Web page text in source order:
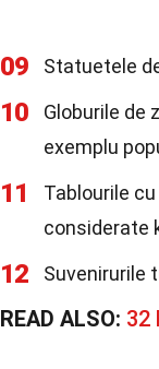
09 Statuetele
10
Globurile de
exemplu
11
Tablourile
considerate
12 Suvenirurile
READ ALSO: 32